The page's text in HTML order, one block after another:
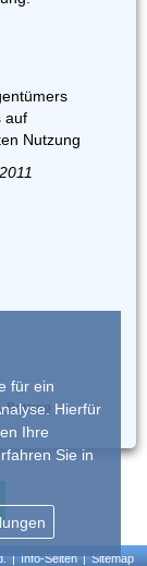
auf
Nutzung
Bottrop
Sitemap
|
Info-Seiten
|
für ein
Hierfür
Ihre
Sie in